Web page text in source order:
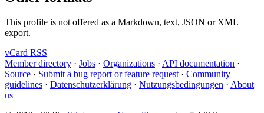
This profile is not offered as a Markdown, text, JSON or XML
export.
vCard RSS
Member directory · Jobs · Organizations · API documentation ·
Source · Submit a bug report or feature request · Community
guidelines · Datenschutzerklärung · Nutzungsbedingungen · About
us